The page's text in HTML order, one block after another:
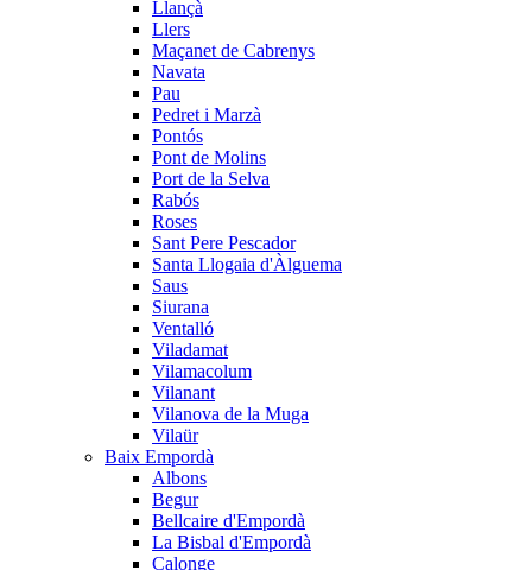
Llançà
Llers
Maçanet de Cabrenys
Navata
Pau
Pedret i Marzà
Pontós
Pont de Molins
Port de la Selva
Rabós
Roses
Sant Pere Pescador
Santa Llogaia d'Àlguema
Saus
Siurana
Ventalló
Viladamat
Vilamacolum
Vilanant
Vilanova de la Muga
Vilaür
Baix Empordà
Albons
Begur
Bellcaire d'Empordà
La Bisbal d'Empordà
Calonge